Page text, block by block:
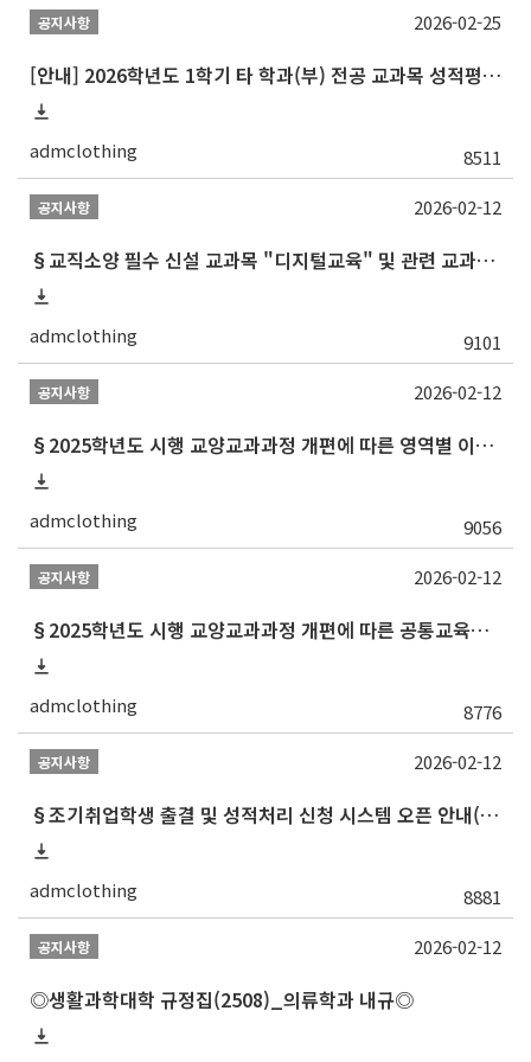
공지사항
[안내] 2026학년도 1학기 타 학과(부) 전공 교과목 성적평가방법 선택제 신청 안내
admclothing 8511
2026-02-25
공지사항
§교직소양 필수 신설 교과목 "디지털교육" 및 관련 교과목 권장 이수 순서 안내§
admclothing 9101
2026-02-12
공지사항
§2025학년도 시행 교양교과과정 개편에 따른 영역별 이수 안내 (재학생 및 2013학번 포함 이전 학번 대상)§
admclothing 9056
2026-02-12
공지사항
§2025학년도 시행 교양교과과정 개편에 따른 공통교육과정 교과목 목록 최종§
admclothing 8776
2026-02-12
공지사항
§조기취업학생 출결 및 성적처리 신청 시스템 오픈 안내(2024.3.29.자 업데이트)§
admclothing 8881
2026-02-12
공지사항
◎생활과학대학 규정집(2508)_의류학과 내규◎
2026-02-12